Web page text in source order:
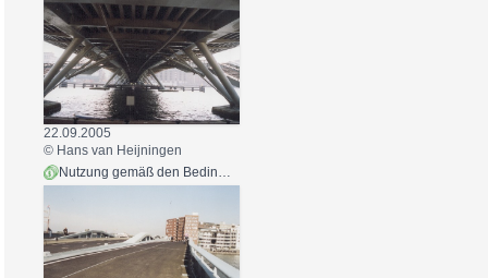
22.09.2005
© Hans van Heijningen
Nutzung gemäß den Bedingungen